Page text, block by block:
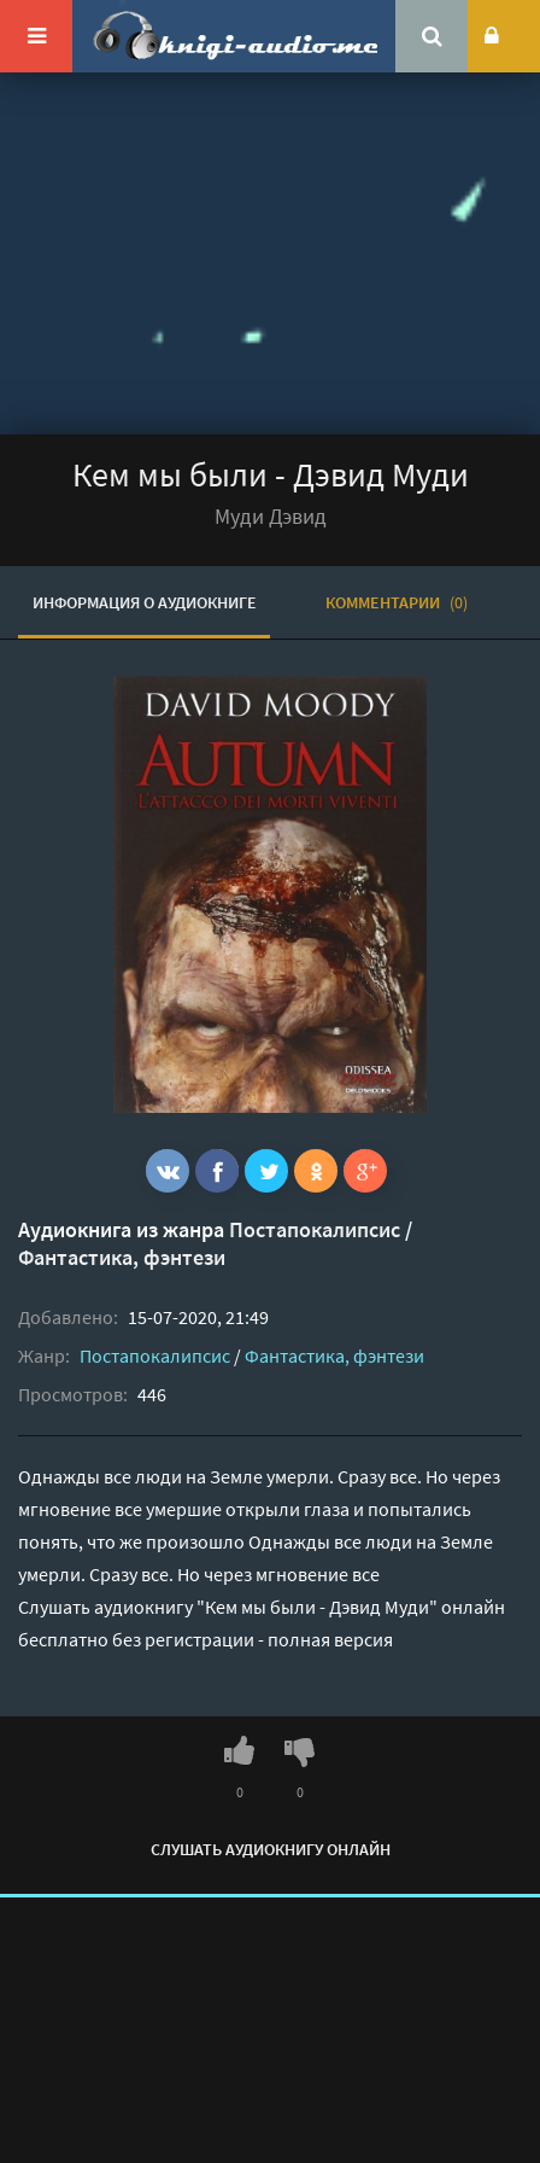
Кем мы были - Дэвид Муди
Муди Дэвид
ИНФОРМАЦИЯ О АУДИОКНИГЕ КОММЕНТАРИИ (0)
Аудиокнига из жанра Постапокалипсис /
Фантастика, фэнтези
Добавлено: 15-07-2020, 21:49
Жанр: Постапокалипсис /Фантастика, фэнтези
Просмотров: 446
Однажды все люди на Земле умерли. Сразу все. Но через
мгновение все умершие открыли глаза и попытались
понять, что же произошло Однажды все люди на Земле
умерли. Сразу все. Но через мгновение все
Слушать аудиокнигу "Кем мы были - Дэвид Муди" онлайн
бесплатно без регистрации - полная версия
СЛУШАТЬ АУДИОКНИГУ ОНЛАЙН
0 0